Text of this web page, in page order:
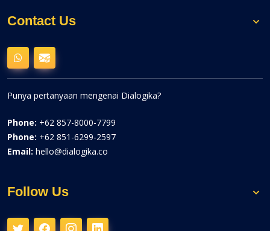
Contact Us
Punya pertanyaan mengenai Dialogika?
Phone: +62 857-8000-7799
Phone: +62 851-6299-2597
Email: hello@dialogika.co
Follow Us